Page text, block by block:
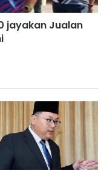
jayakan Jualan